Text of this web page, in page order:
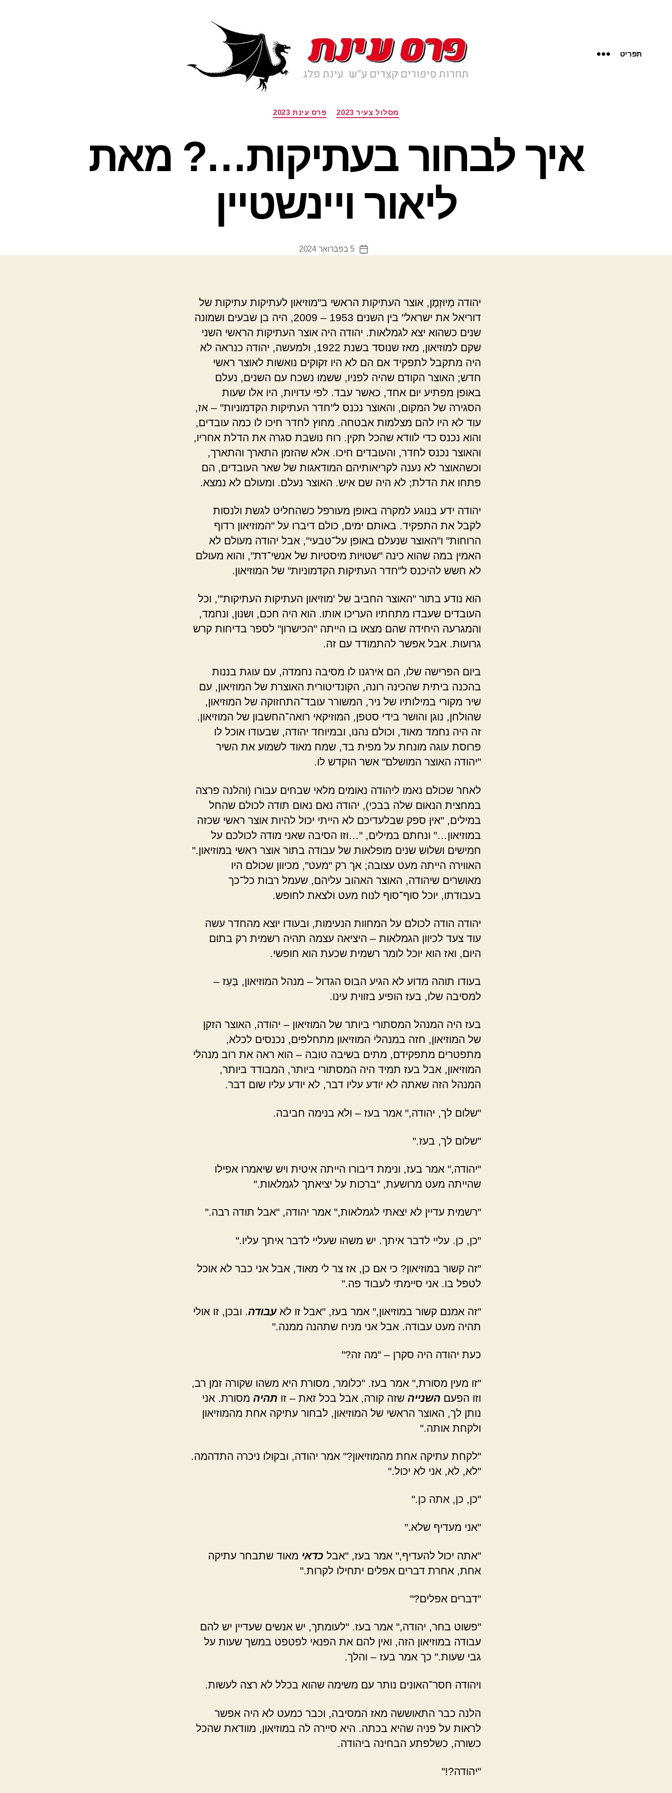
תפריט
קטגוריות מסלול צעיר 2023 פרס עינת 2023
איך לבחור בעתיקות…? מאת
ליאור ויינשטיין
תאריך
5 בפברואר 2024
יהודה מְיוּזְמֶן, אוצר העתיקות הראשי ב"מוזיאון לעתיקות עתיקות של
דוריאל את ישראל" בין השנים 1953 – 2009, היה בן שבעים ושמונה
שנים כשהוא יצא לגמלאות. יהודה היה אוצר העתיקות הראשי השני
שקם למוזיאון, מאז שנוסד בשנת 1922, ולמעשה, יהודה כנראה לא
היה מתקבל לתפקיד אם הם לא היו זקוקים נואשות לאוצר ראשי
חדש; האוצר הקודם שהיה לפניו, ששמו נשכח עם השנים, נעלם
באופן מפתיע יום אחד, כאשר עבד. לפי עדויות, היו אלו שעות
הסגירה של המקום, והאוצר נכנס ל"חדר העתיקות הקדמוניות" – אז,
עוד לא היו להם מצלמות אבטחה. מחוץ לחדר חיכו לו כמה עובדים,
והוא נכנס כדי לוודא שהכל תקין. רוח נושבת סגרה את הדלת אחריו,
והאוצר נכנס לחדר, והעובדים חיכו. אלא שהזמן התארך והתארך,
וכשהאוצר לא נענה לקריאותיהם המודאגות של שאר העובדים, הם
פתחו את הדלת; לא היה שם איש. האוצר נעלם. ומעולם לא נמצא.
יהודה ידע בנוגע למקרה באופן מעורפל כשהחליט לגשת ולנסות
לקבל את התפקיד. באותם ימים, כולם דיברו על "המוזיאון רדוף
הרוחות" ו"האוצר שנעלם באופן על־טבעי", אבל יהודה מעולם לא
האמין במה שהוא כינה "שטויות מיסטיות של אנשי־דת", והוא מעולם
לא חשש להיכנס ל"חדר העתיקות הקדמוניות" של המוזיאון.
הוא נודע בתור "האוצר החביב של 'מוזיאון העתיקות העתיקות'", וכל
העובדים שעבדו מתחתיו העריכו אותו. הוא היה חכם, ושנון, ונחמד,
והמגרעה היחידה שהם מצאו בו הייתה "הכישרון" לספר בדיחות קרש
גרועות. אבל אפשר להתמודד עם זה.
ביום הפרישה שלו, הם אירגנו לו מסיבה נחמדה, עם עוגת בננות
בהכנה ביתית שהכינה רונה, הקונדיטורית האוצרת של המוזיאון, עם
שיר מקורי במילותיו של ניר, המשורר עובד־התחזוקה של המוזיאון,
שהולחן, נוגן והושר בידי סטפן, המוזיקאי רואה־החשבון של המוזיאון.
זה היה נחמד מאוד, וכולם נהנו, ובמיוחד יהודה, שבעודו אוכל לו
פרוסת עוגה מונחת על מפית בד, שמח מאוד לשמוע את השיר
"יהודה האוצר המושלם" אשר הוקדש לו.
לאחר שכולם נאמו ליהודה נאומים מלאי שבחים עבורו (והלנה פרצה
במחצית הנאום שלה בבכי), יהודה נאם נאום תודה לכולם שהחל
במילים, "אין ספק שבלעדיכם לא הייתי יכול להיות אוצר ראשי שכזה
במוזיאון…" ונחתם במילים, "…וזו הסיבה שאני מודה לכולכם על
חמישים ושלוש שנים מופלאות של עבודה בתור אוצר ראשי במוזיאון."
האווירה הייתה מעט עצובה; אך רק "מעט", מכיוון שכולם היו
מאושרים שיהודה, האוצר האהוב עליהם, שעמל רבות כל־כך
בעבודתו, יוכל סוף־סוף לנוח מעט ולצאת לחופש.
יהודה הודה לכולם על המחוות הנעימות, ובעודו יוצא מהחדר עשה
עוד צעד לכיוון הגמלאות – היציאה עצמה תהיה רשמית רק בתום
היום, ואז הוא יוכל לומר רשמית שכעת הוא חופשי.
בעודו תוהה מדוע לא הגיע הבוס הגדול – מנהל המוזיאון, בַּעַז –
למסיבה שלו, בעז הופיע בזווית עינו.
בעז היה המנהל המסתורי ביותר של המוזיאון – יהודה, האוצר הזקן
של המוזיאון, חזה במנהלי המוזיאון מתחלפים, נכנסים לכלא,
מתפטרים מתפקידם, מתים בשיבה טובה – הוא ראה את רוב מנהלי
המוזיאון, אבל בעז תמיד היה המסתורי ביותר, המבודד ביותר,
המנהל הזה שאתה לא יודע עליו דבר, לא יודע עליו שום דבר.
"שלום לך, יהודה," אמר בעז – ולא בנימה חביבה.
"שלום לך, בעז."
"יהודה," אמר בעז, ונימת דיבורו הייתה איטית ויש שיאמרו אפילו
שהייתה מעט מרושעת, "ברכות על יציאתך לגמלאות."
"רשמית עדיין לא יצאתי לגמלאות," אמר יהודה, "אבל תודה רבה."
"כן, כן. עליי לדבר איתך. יש משהו שעליי לדבר איתך עליו."
"זה קשור במוזיאון? כי אם כן, אז צר לי מאוד, אבל אני כבר לא אוכל
לטפל בו. אני סיימתי לעבוד פה."
"זה אמנם קשור במוזיאון," אמר בעז, "אבל זו לאעבודה. ובכן, זו אולי
תהיה מעט עבודה. אבל אני מניח שתהנה ממנה."
כעת יהודה היה סקרן – "מה זה?"
"זו מעין מסורת," אמר בעז. "כלומר, מסורת היא משהו שקורה זמן רב,
וזו הפעם השנייה שזה קורה, אבל בכל זאת – זו תהיה מסורת. אני
נותן לך, האוצר הראשי של המוזיאון, לבחור עתיקה אחת מהמוזיאון
ולקחת אותה."
"לקחת עתיקה אחת מהמוזיאון?" אמר יהודה, ובקולו ניכרה התדהמה.
"לא, לא, אני לא יכול."
"כן, כן, אתה כן."
"אני מעדיף שלא."
"אתה יכול להעדיף," אמר בעז, "אבל כדאי מאוד שתבחר עתיקה
אחת, אחרת דברים אפלים יתחילו לקרות."
"דברים אפלים?"
"פשוט בחר, יהודה," אמר בעז. "לעומתך, יש אנשים שעדיין יש להם
עבודה במוזיאון הזה, ואין להם את הפנאי לפטפט במשך שעות על
גבי שעות." כך אמר בעז – והלך.
ויהודה חסר־האונים נותר עם משימה שהוא בכלל לא רצה לעשות.
הלנה כבר התאוששה מאז המסיבה, וכבר כמעט לא היה אפשר
לראות על פניה שהיא בכתה. היא סיירה לה במוזיאון, מוודאת שהכל
כשורה, כשלפתע הבחינה ביהודה.
"יהודה?!"